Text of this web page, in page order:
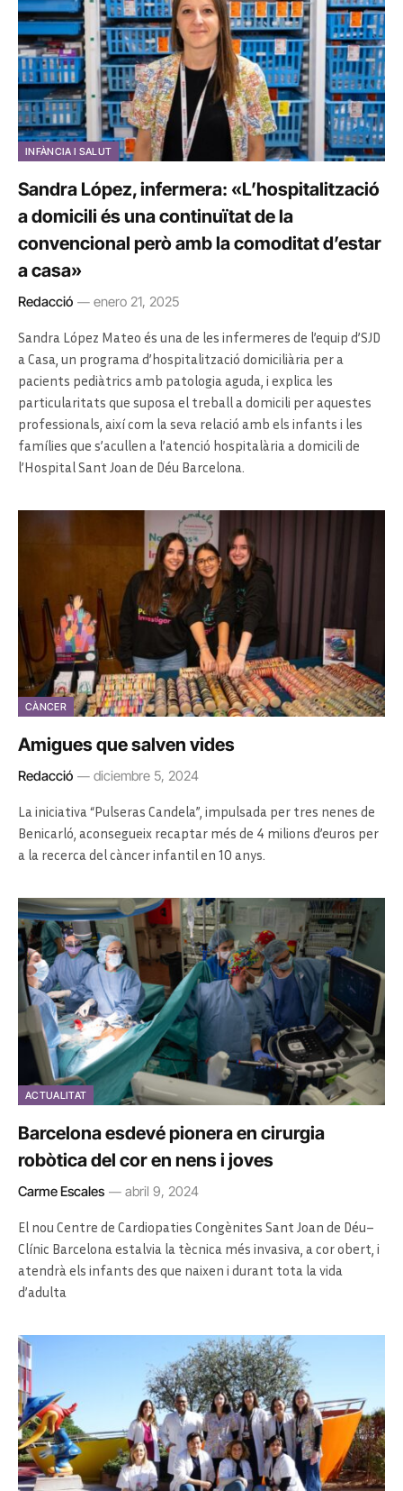
INFÀNCIA I SALUT
Sandra López, infermera: «L’hospitalització
a domicili és una continuïtat de la
convencional però amb la comoditat d’estar
a casa»
Redacció enero 21, 2025
Sandra López Mateo és una de les infermeres de l’equip d’SJD
a Casa, un programa d’hospitalització domiciliària per a
pacients pediàtrics amb patologia aguda, i explica les
particularitats que suposa el treball a domicili per aquestes
professionals, així com la seva relació amb els infants i les
famílies que s’acullen a l’atenció hospitalària a domicili de
l’Hospital Sant Joan de Déu Barcelona.
CÀNCER
Amigues que salven vides
Redacció diciembre 5, 2024
La iniciativa “Pulseras Candela”, impulsada per tres nenes de
Benicarló, aconsegueix recaptar més de 4 milions d’euros per
a la recerca del càncer infantil en 10 anys.
ACTUALITAT
Barcelona esdevé pionera en cirurgia
robòtica del cor en nens i joves
Carme Escales abril 9, 2024
El nou Centre de Cardiopaties Congènites Sant Joan de Déu–
Clínic Barcelona estalvia la tècnica més invasiva, a cor obert, i
atendrà els infants des que naixen i durant tota la vida
d’adulta